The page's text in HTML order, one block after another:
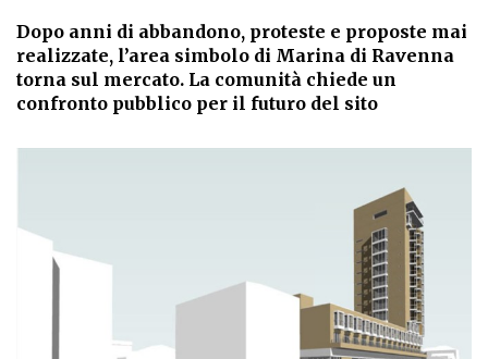
Dopo anni di abbandono, proteste e proposte mai
realizzate, l’area simbolo di Marina di Ravenna
torna sul mercato. La comunità chiede un
confronto pubblico per il futuro del sito